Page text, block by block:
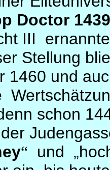
Doctor 1439
III
Stellung
1460 und
schon
“ und